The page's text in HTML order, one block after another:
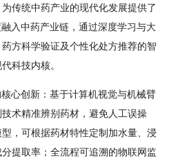
传统中药产业的现代化发展提供了
入中药产业链，通过深度学习与大
方科学验证及个性化处方推荐的智
科技内核。
心创新：基于计算机视觉与机械臂
术精准辨别药材，避免人工误操
，可根据药材特性定制加水量、浸
提取率；全流程可追溯的物联网监